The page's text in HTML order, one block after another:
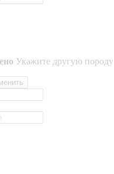
Укажите другую породу